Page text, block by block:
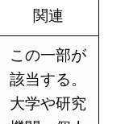
関連
この一部が
該当する。
大学や研究